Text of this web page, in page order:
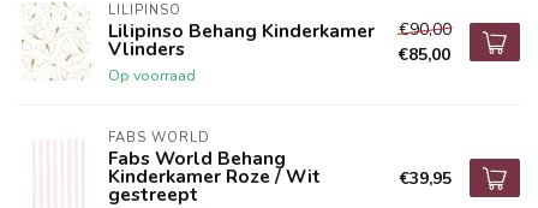
LILIPINSO
Lilipinso Behang Kinderkamer
Vlinders
Op voorraad
€90,00
€85,00
FABS WORLD
Fabs World Behang
Kinderkamer Roze / Wit
gestreept
€39,95